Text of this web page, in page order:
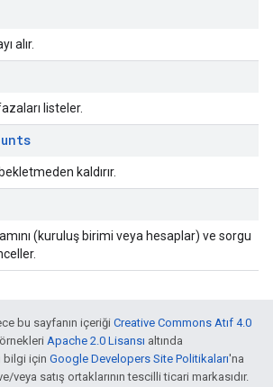
alır.
listeler.
kaldırır.
(kuruluş birimi veya hesaplar) ve sorgu
bu sayfanın içeriği Creative Commons Atıf 4.0
Apache 2.0 Lisansı altında
bilgi için Google Developers Site Politikaları'na
veya satış ortaklarının tescilli ticari markasıdır.